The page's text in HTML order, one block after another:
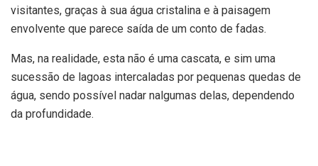
visitantes, graças à sua água cristalina e à paisagem
envolvente que parece saída de um conto de fadas.
Mas, na realidade, esta não é uma cascata, e sim uma
sucessão de lagoas intercaladas por pequenas quedas de
água, sendo possível nadar nalgumas delas, dependendo
da profundidade.